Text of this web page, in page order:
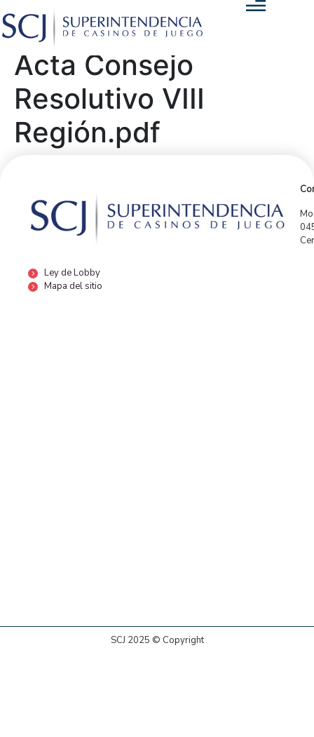
Acta Consejo
Resolutivo VIII
Región.pdf
Ley de Lobby
Mapa del sitio
SCJ 2025 © Copyright